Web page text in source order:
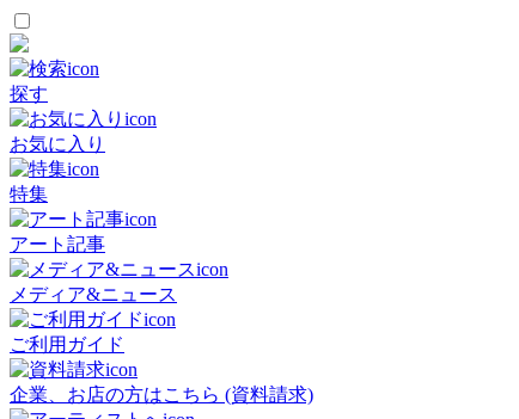
探す
お気に入り
特集
アート記事
メディア&ニュース
ご利用ガイド
企業、お店の方はこちら (資料請求)